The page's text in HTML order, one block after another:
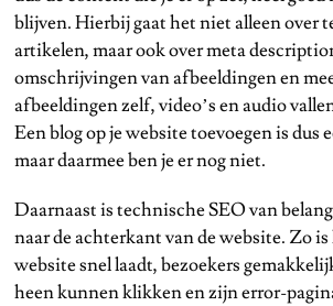
blijven. Hierbij gaat het niet alleen over
artikelen, maar ook over meta
omschrijvingen van afbeeldingen en
afbeeldingen zelf, video’s en audio
Een blog op je website toevoegen is dus
maar daarmee ben je er nog niet.
Daarnaast is technische SEO van
naar de achterkant van de website. Zo
website snel laadt, bezoekers
heen kunnen klikken en zijn error-